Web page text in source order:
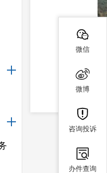
微信
微博
咨询投诉
办件查询